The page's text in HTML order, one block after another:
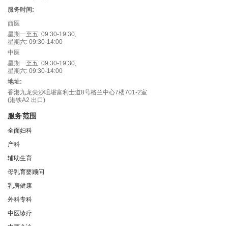
服务时间:
西医
星期一至五: 09:30-19:30,
星期六: 09:30-14:00
中医
星期一至五: 09:30-19:30,
星期六: 09:30-14:00
地址:
香港九龙尖沙咀堪富利士道8号格兰中心7楼701-2室
(港铁A2 出口)
服务范围
全面妇科
产科
辅助生育
母乳育婴顾问
乳房健康
外科专科
中医诊疗